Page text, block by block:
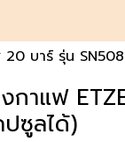
20 บาร์ รุ่น
งกาแฟ
ซูลได้)